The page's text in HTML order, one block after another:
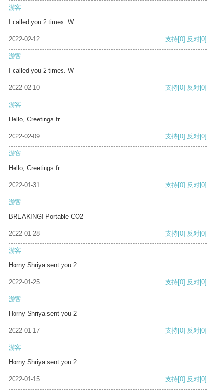
游客
I called you 2 times. W
2022-02-12 支持[0] 反对[0]
游客
I called you 2 times. W
2022-02-10 支持[0] 反对[0]
游客
Hello, Greetings fr
2022-02-09 支持[0] 反对[0]
游客
Hello, Greetings fr
2022-01-31 支持[0] 反对[0]
游客
BREAKING! Portable CO2
2022-01-28 支持[0] 反对[0]
游客
Horny Shriya sent you 2
2022-01-25 支持[0] 反对[0]
游客
Horny Shriya sent you 2
2022-01-17 支持[0] 反对[0]
游客
Horny Shriya sent you 2
2022-01-15 支持[0] 反对[0]